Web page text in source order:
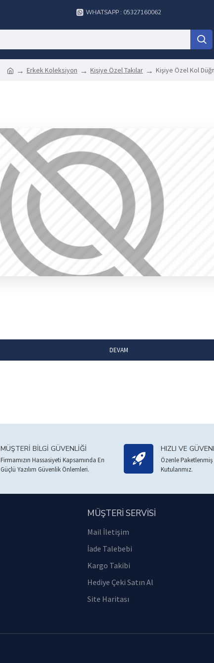
WHATSAPP : 05327160062
Erkek Koleksiyon Kişiye Özel Takılar Kişiye Özel Kol
DEVAM
MÜŞTERI BILGI GÜVENLIĞI
Firmamızın Hassasiyeti Kapsamında En
Güçlü Yazılım Güvenlik Önlemleri.
HIZLI VE
Özenle
Kutularımız.
MÜŞTERİ SERVİSİ
Mail İletişim
İade Talebebi
Kargo Takibi
Hediye Çeki Satın Al
Site Haritası